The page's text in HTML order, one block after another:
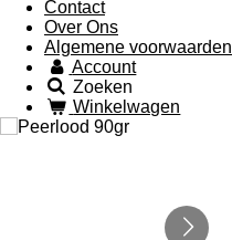
Contact
Over Ons
Algemene voorwaarden
Account
Zoeken
Winkelwagen